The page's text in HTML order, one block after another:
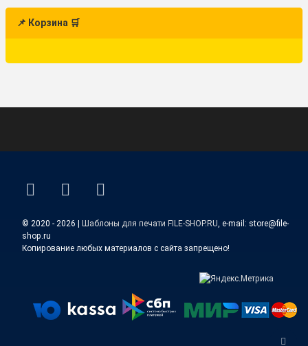
📌 Корзина 🛒
ВКонтакте
YouTube
E-mail
© 2020 - 2026 | Шаблоны для печати FILE-SHOP.RU , e-mail: store@file-
shop.ru
Копирование любых материалов с сайта запрещено!